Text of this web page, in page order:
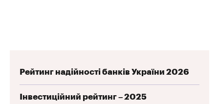
Рейтинг надійності банків України 2026
Інвестиційний рейтинг – 2025